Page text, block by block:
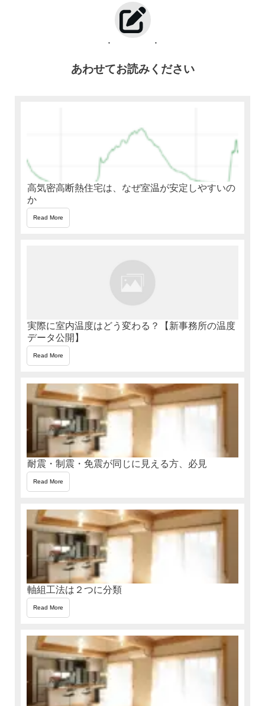
あわせてお読みください
高気密高断熱住宅は、なぜ室温が安定しやすいの
か
Read More
実際に室内温度はどう変わる？【新事務所の温度
データ公開】
Read More
耐震・制震・免震が同じに見える方、必見
Read More
軸組工法は２つに分類
Read More